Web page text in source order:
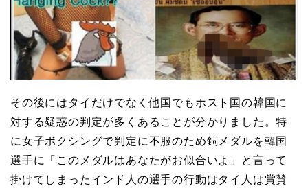
その後にはタイだけでなく他国でもホスト国の韓国に
対する疑惑の判定が多くあることが分かりました。特
に女子ボクシングで判定に不服のため銅メダルを韓国
選手に「このメダルはあなたがお似合いよ」と言って
掛けてしまったインド人の選手の行動はタイ人は賞賛